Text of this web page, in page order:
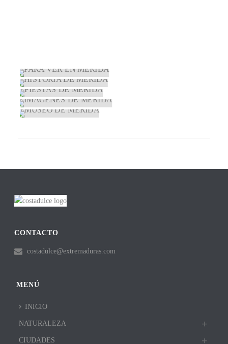
PARA VER EN MÉRIDA
HISTORIA DE MÉRIDA
FIESTAS DE MÉRIDA
IMÁGENES DE MÉRIDA
CONTACTO
costadulce@extremaduras.com
MENÚ
INICIO
NATURALEZA
CIUDADES